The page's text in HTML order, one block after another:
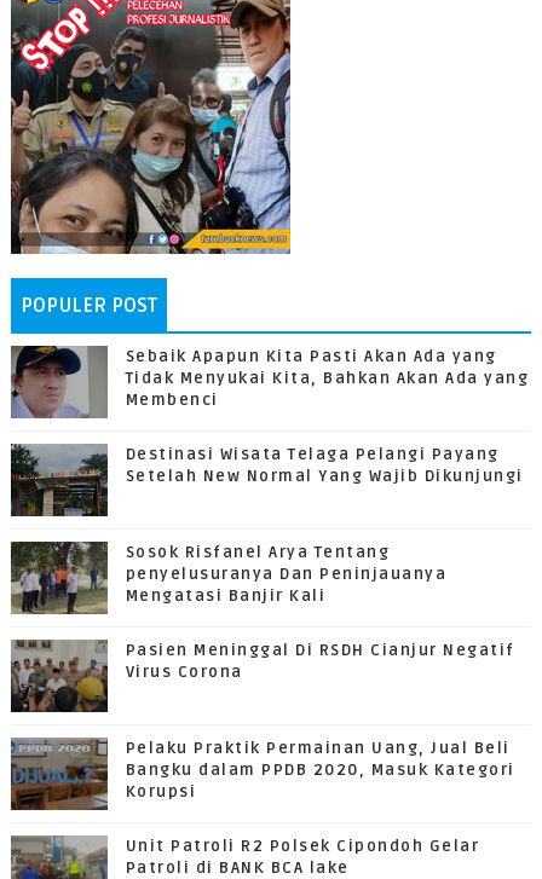
POPULER POST
Sebaik Apapun Kita Pasti Akan Ada yang
Tidak Menyukai Kita, Bahkan Akan Ada yang
Membenci
Destinasi Wisata Telaga Pelangi Payang
Setelah New Normal Yang Wajib Dikunjungi
Sosok Risfanel Arya Tentang
penyelusuranya Dan Peninjauanya
Mengatasi Banjir Kali
Pasien Meninggal Di RSDH Cianjur Negatif
Virus Corona
Pelaku Praktik Permainan Uang, Jual Beli
Bangku dalam PPDB 2020, Masuk Kategori
Korupsi
Unit Patroli R2 Polsek Cipondoh Gelar
Patroli di BANK BCA lake